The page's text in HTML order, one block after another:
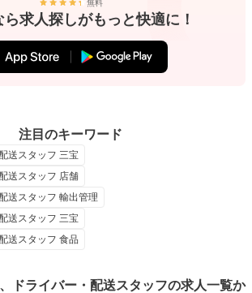
無料
ら求人探しがもっと快適に！
注目のキーワード
送スタッフ 三宝
送スタッフ 店舗
送スタッフ 輸出管理
送スタッフ 三宝
送スタッフ 食品
ドライバー・配送スタッフの求人一覧か